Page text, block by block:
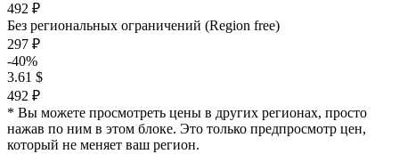
492 ₽
Без региональных ограничений (Region free)
297 ₽
-40%
3.61 $
492 ₽
* Вы можете просмотреть цены в других регионах, просто
нажав по ним в этом блоке. Это только предпросмотр цен,
который не меняет ваш регион.